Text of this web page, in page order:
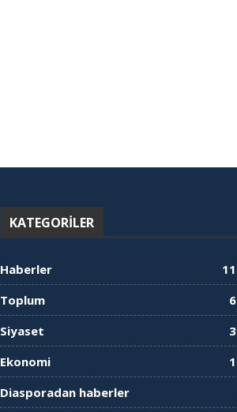
KATEGORILER
Haberler
Toplum
Siyaset
Ekonomi
Diasporadan haberler